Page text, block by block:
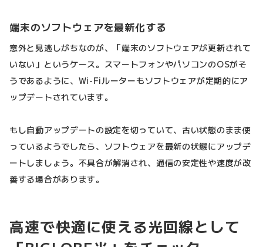
端末のソフトウェアを最新化する
意外と見逃しがちなのが、「端末のソフトウェアが更新されて
いない」というケース。スマートフォンやパソコンのOSがそ
うであるように、Wi-Fiルーターもソフトウェアが定期的にア
ップデートされています。
もし自動アップデートの設定を切っていて、古い状態のまま使
っているようでしたら、ソフトウェアを最新の状態にアップデ
ートしましょう。不具合が解消され、通信の安定性や速度が改
善する場合があります。
高速で快適に使える光回線として